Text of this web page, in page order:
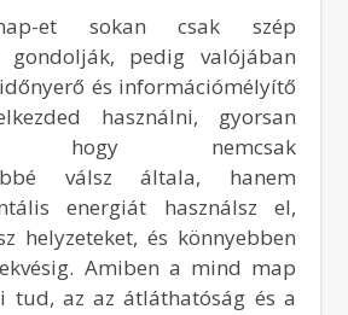
gondolják, pedig valójában
és információmélyítő
használni, gyorsan
hogy nemcsak
válsz általa, hanem
energiát használsz el,
helyzeteket, és könnyebben
Amiben a mind map
tud, az az átláthatóság és a